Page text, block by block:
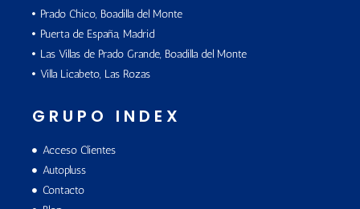
Prado Chico, Boadilla del Monte
Puerta de España, Madrid
Las Villas de Prado Grande, Boadilla del Monte
Villa Licabeto, Las Rozas
GRUPO INDEX
Acceso Clientes
Autopluss
Contacto